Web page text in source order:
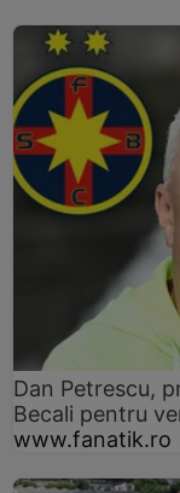
Dan Petrescu,
Becali pentru
www.fanatik.ro